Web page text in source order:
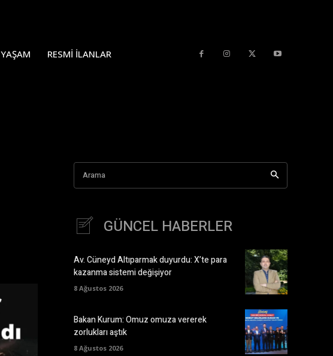
YAŞAM RESMI İLANLAR
Arama
GÜNCEL HABERLER
Av. Cüneyd Altıparmak duyurdu: X’te para
kazanma sistemi değişiyor
8 Ağustos 2026
Bakan Kurum: Omuz omuza vererek
zorlukları aştık
8 Ağustos 2026